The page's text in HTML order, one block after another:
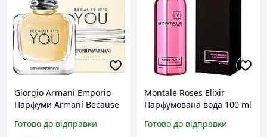
Giorgio Armani Emporio
Парфуми Armani Because
ml (Жіночі Армані Бікоз
Готово до відправки
Montale Roses Elixir
Парфумована вода 100 ml
еліксир Жіночі)
Готово до відправки